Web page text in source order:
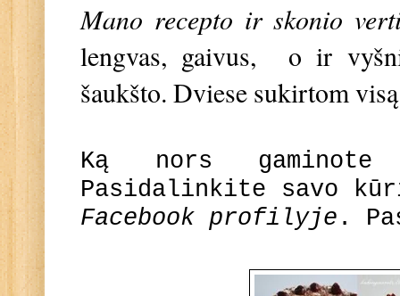
Mano recepto ir skonio
lengvas, gaivus, o ir
šaukšto. Dviese sukirtom
Ką nors
Pasidalinkite savo
Facebook profilyje .